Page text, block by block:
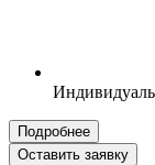
Подробнее
Оставить заявку